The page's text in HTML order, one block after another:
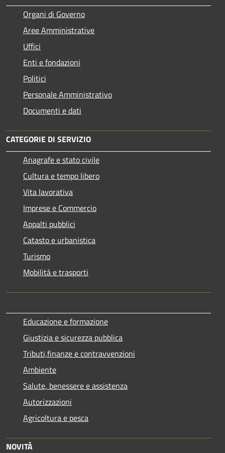
Organi di Governo
Aree Amministrative
Uffici
Enti e fondazioni
Politici
Personale Amministrativo
Documenti e dati
CATEGORIE DI SERVIZIO
Anagrafe e stato civile
Cultura e tempo libero
Vita lavorativa
Imprese e Commercio
Appalti pubblici
Catasto e urbanistica
Turismo
Mobilità e trasporti
Educazione e formazione
Giustizia e sicurezza pubblica
Tributi,finanze e contravvenzioni
Ambiente
Salute, benessere e assistenza
Autorizzazioni
Agricoltura e pesca
NOVITÀ